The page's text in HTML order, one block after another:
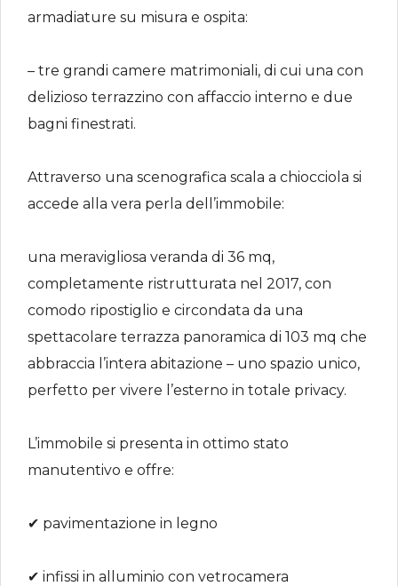
armadiature su misura e ospita:
– tre grandi camere matrimoniali, di cui una con
delizioso terrazzino con affaccio interno e due
bagni finestrati.
Attraverso una scenografica scala a chiocciola si
accede alla vera perla dell’immobile:
una meravigliosa veranda di 36 mq,
completamente ristrutturata nel 2017, con
comodo ripostiglio e circondata da una
spettacolare terrazza panoramica di 103 mq che
abbraccia l’intera abitazione – uno spazio unico,
perfetto per vivere l’esterno in totale privacy.
L’immobile si presenta in ottimo stato
manutentivo e offre:
✔ pavimentazione in legno
✔ infissi in alluminio con vetrocamera